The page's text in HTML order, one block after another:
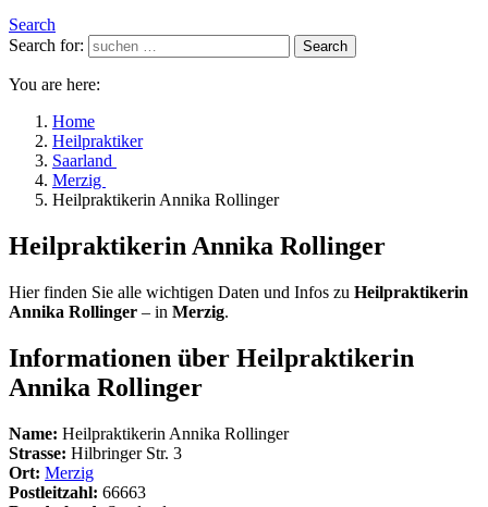
Search
Search for:
Search
You are here:
Home
Heilpraktiker
Saarland
Merzig
Heilpraktikerin Annika Rollinger
Heilpraktikerin Annika Rollinger
Hier finden Sie alle wichtigen Daten und Infos zu Heilpraktikerin
Annika Rollinger – in Merzig.
Informationen über Heilpraktikerin
Annika Rollinger
Name: Heilpraktikerin Annika Rollinger
Strasse: Hilbringer Str. 3
Ort: Merzig
Postleitzahl: 66663